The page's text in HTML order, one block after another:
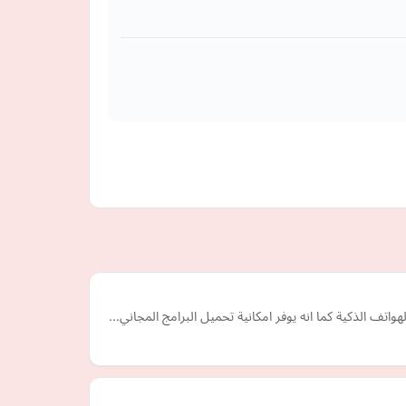
الذكية كما انه يوفر امكانية تحميل البرامج المجاني…